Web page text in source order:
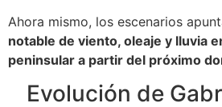
Ahora mismo, los escenarios
notable de viento, oleaje y lluvia
peninsular a partir del próximo
Evolución de